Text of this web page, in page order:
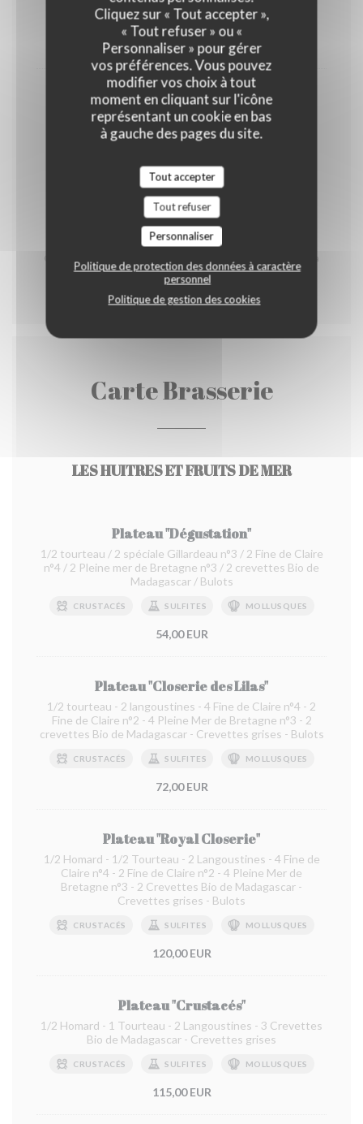
Cliquez sur « Tout accepter »,
« Tout refuser » ou «
Personnaliser » pour gérer
vos préférences. Vous pouvez
modifier vos choix à tout
moment en cliquant sur l'icône
représentant un cookie en bas
à gauche des pages du site.
Tout accepter
Tout refuser
Personnaliser
Politique de protection des données à caractère
personnel
Politique de gestion des cookies
OEUFS LAIT FRUITS À COQUE
13,00 EUR
Café & Mignardises
GLUTEN OEUFS LAIT
5,50 EUR
* Contient du porc
Carte des produits allergènes à votre disposition
Carte réalisée par notre Chef Johann Staskiewicz et sa
brigade
Carte Brasserie
LES HUITRES ET FRUITS DE MER
Plateau "Dégustation"
1/2 tourteau / 2 spéciale Gillardeau n°3 / 2 Fine de Claire
n°4 / 2 Pleine mer de Bretagne n°3 / 2 crevettes Bio de
Madagascar / Bulots
CRUSTACÉS SULFITES MOLLUSQUES
54,00 EUR
Plateau "Closerie des Lilas"
1/2 tourteau - 2 langoustines - 4 Fine de Claire n°4 - 2
Fine de Claire n°2 - 4 Pleine Mer de Bretagne n°3 - 2
crevettes Bio de Madagascar - Crevettes grises - Bulots
CRUSTACÉS SULFITES MOLLUSQUES
72,00 EUR
Plateau "Royal Closerie"
1/2 Homard - 1/2 Tourteau - 2 Langoustines - 4 Fine de
Claire n°4 - 2 Fine de Claire n°2 - 4 Pleine Mer de
Bretagne n°3 - 2 Crevettes Bio de Madagascar -
Crevettes grises - Bulots
CRUSTACÉS SULFITES MOLLUSQUES
120,00 EUR
Plateau "Crustacés"
1/2 Homard - 1 Tourteau - 2 Langoustines - 3 Crevettes
Bio de Madagascar - Crevettes grises
CRUSTACÉS SULFITES MOLLUSQUES
115,00 EUR